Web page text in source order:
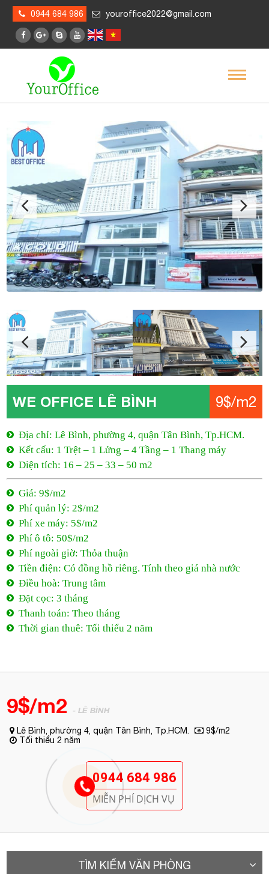
0944 684 986 youroffice2022@gmail.com
WE OFFICE LÊ BÌNH 9$/m2
Địa chỉ: Lê Bình, phường 4, quận Tân Bình, Tp.HCM.
Kết cấu: 1 Trệt – 1 Lửng – 4 Tầng – 1 Thang máy
Diện tích: 16 – 25 – 33 – 50 m2
Giá: 9$/m2
Phí quản lý: 2$/m2
Phí xe máy: 5$/m2
Phí ô tô: 50$/m2
Phí ngoài giờ: Thỏa thuận
Tiền điện: Có đồng hồ riêng. Tính theo giá nhà nước
Điều hoà: Trung tâm
Đặt cọc: 3 tháng
Thanh toán: Theo tháng
Thời gian thuê: Tối thiểu 2 năm
9$/m2 - LÊ BÌNH
Lê Bình, phường 4, quận Tân Bình, Tp.HCM.
9$/m2
Tối thiểu 2 năm
0944 684 986
MIỄN PHÍ DỊCH VỤ
TÌM KIẾM VĂN PHÒNG